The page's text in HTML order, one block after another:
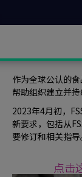
作为全球公认的食
帮助组织建立并持
2023年4月初，
新要求，包括从
要修订和相关指导
点击